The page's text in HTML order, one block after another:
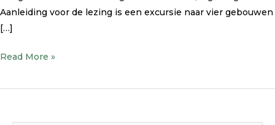
Aanleiding voor de lezing is een excursie naar vier gebouwen
[…]
Read More »